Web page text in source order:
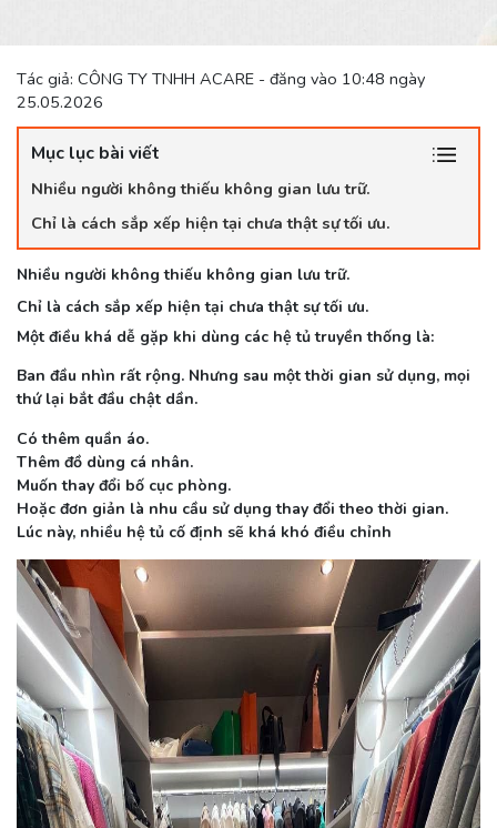
Tác giả: CÔNG TY TNHH ACARE - đăng vào 10:48 ngày
25.05.2026
Mục lục bài viết
Nhiều người không thiếu không gian lưu trữ.
Chỉ là cách sắp xếp hiện tại chưa thật sự tối ưu.
Nhiều người không thiếu không gian lưu trữ.
Chỉ là cách sắp xếp hiện tại chưa thật sự tối ưu.
Một điều khá dễ gặp khi dùng các hệ tủ truyền thống là:
Ban đầu nhìn rất rộng. Nhưng sau một thời gian sử dụng, mọi
thứ lại bắt đầu chật dần.
Có thêm quần áo.
Thêm đồ dùng cá nhân.
Muốn thay đổi bố cục phòng.
Hoặc đơn giản là nhu cầu sử dụng thay đổi theo thời gian.
Lúc này, nhiều hệ tủ cố định sẽ khá khó điều chỉnh